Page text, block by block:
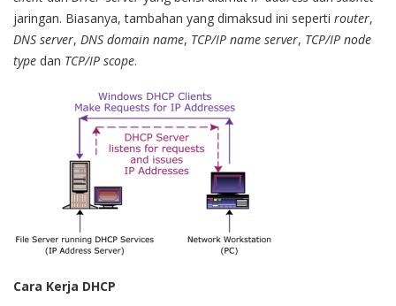
jaringan. Biasanya, tambahan yang dimaksud ini seperti router,
DNS server, DNS domain name, TCP/IP name server, TCP/IP node
type dan TCP/IP scope.
Cara Kerja DHCP